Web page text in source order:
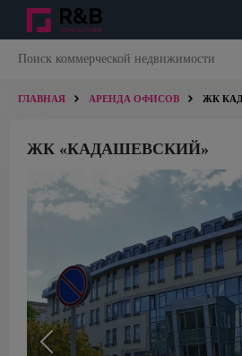
ГЛАВНАЯ АРЕНДА ОФИСОВ ЖК
ЖК «КАДАШЕВСКИЙ»